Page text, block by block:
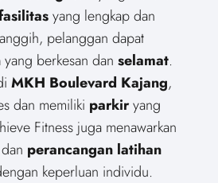
yang lengkap dan
pelanggan dapat
yang berkesan dan selamat.
MKH Boulevard Kajang,
dan memiliki parkiryang
Fitness juga menawarkan
dan perancangan latihan
keperluan individu.